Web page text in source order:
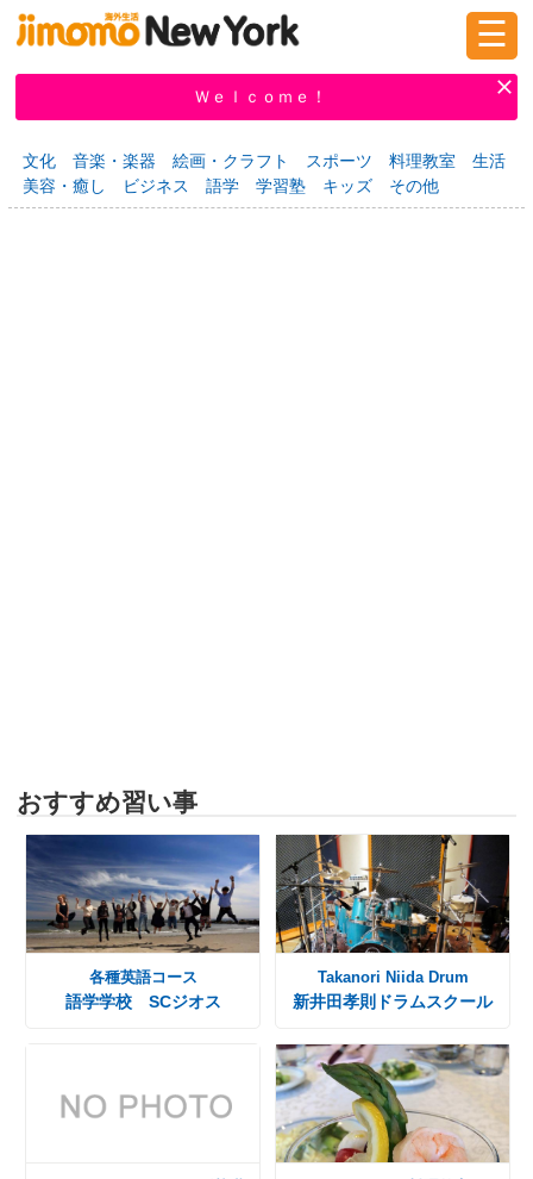
掲示板 タウン情報 教えて！
☰
Ｗｅｌｃｏｍｅ！
文化 音楽・楽器 絵画・クラフト スポーツ 料理教室
生活
美容・癒し
ビジネス 語学 学習塾 キッズ その他
おすすめ習い事
各種英語コース
語学学校 SCジオス
Takanori Niida Drum
新井田孝則ドラムスクール